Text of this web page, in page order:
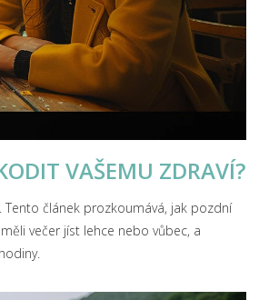
VAŠEMU ZDRAVÍ?
Tento článek prozkoumává, jak pozdní
večer jíst lehce nebo vůbec, a